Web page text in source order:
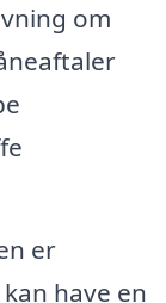
om
er
have en